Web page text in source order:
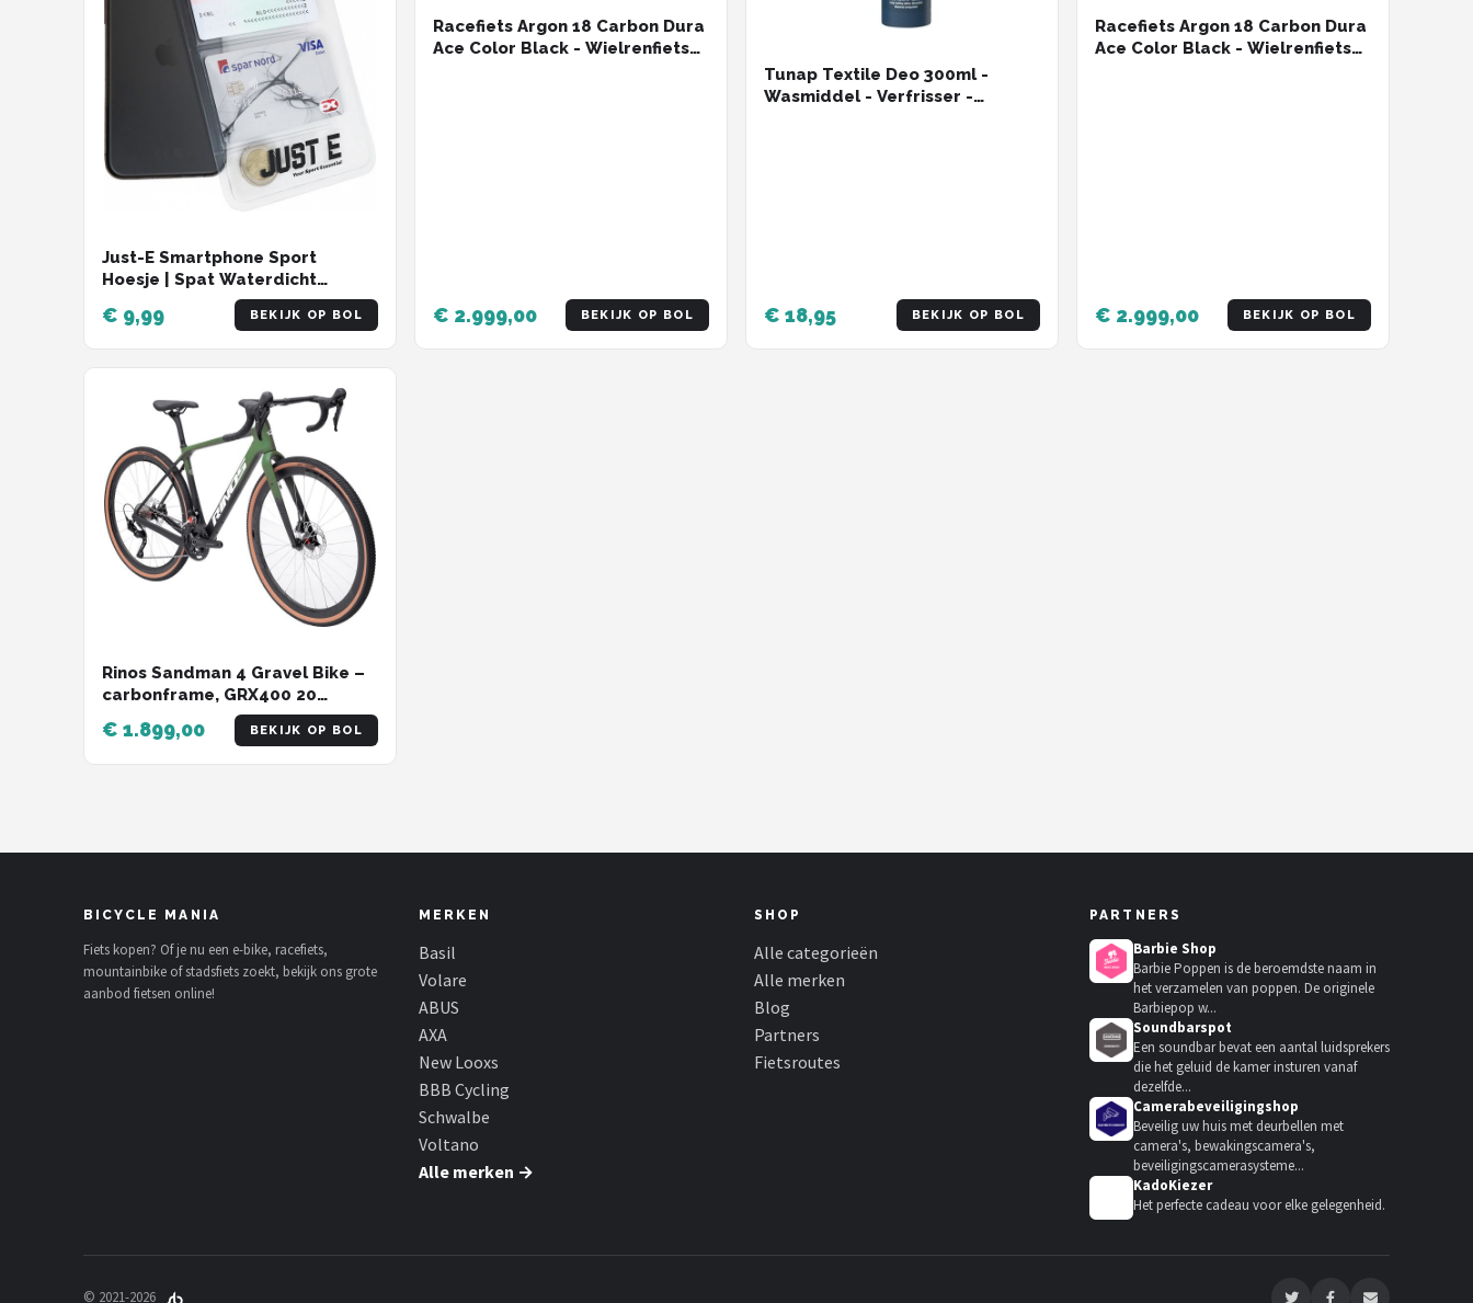
Just-E Smartphone Sport
Hoesje | Spat Waterdicht
Hoesje Telefoon | Wielrennen |
Hardlopen
€ 9,99 BEKIJK OP BOL
Racefiets Argon 18 Carbon Dura
Ace Color Black - Wielrenfiets
€ 2.999,00 BEKIJK OP BOL
Tunap Textile Deo 300ml -
Wasmiddel - Verfrisser -
€ 18,95 BEKIJK OP BOL
Racefiets Argon 18 Carbon Dura
Ace Color Black - Wielrenfiets
€ 2.999,00 BEKIJK OP BOL
Rinos Sandman 4 Gravel Bike –
carbonframe, GRX400 20
versnellingen, hydraulische
schijfremmen, lichtgewicht,
allround fiets voor elk
€ 1.899,00 BEKIJK OP BOL
BICYCLE MANIA
Fiets kopen? Of je nu een e-bike, racefiets,
mountainbike of stadsfiets zoekt, bekijk ons grote
aanbod fietsen online!
MERKEN
Basil
Volare
ABUS
AXA
New Looxs
BBB Cycling
Schwalbe
Voltano
Alle merken →
SHOP
Alle categorieën
Alle merken
Blog
Partners
Fietsroutes
PARTNERS
Barbie Shop
Barbie Poppen is de beroemdste naam in
het verzamelen van poppen. De originele
Barbiepop w...
Soundbarspot
Een soundbar bevat een aantal luidsprekers
die het geluid de kamer insturen vanaf
dezelfde...
Camerabeveiligingshop
Beveilig uw huis met deurbellen met
camera's, bewakingscamera's,
beveiligingscamerasysteme...
KadoKiezer
Het perfecte cadeau voor elke gelegenheid.
© 2021-2026